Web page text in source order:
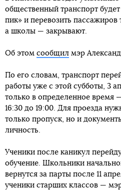
общественный транспорт
пик» и перевозить
а школы — закрывают.
Об этом сообщил мэр
По его словам, транспорт
работы уже с этой субботы, 3
только в определенное время
16:30 до 19:00. Для проезда
только пропуск, но и
личность.
Ученики после каникул
обучение. Школьники
вернутся за парты после 11
ученики старших классов —